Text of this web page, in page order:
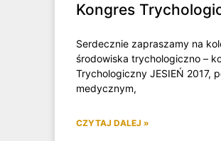
Kongres
Serdecznie zapraszamy na
środowiska trychologiczno –
Trychologiczny JESIEŃ 2017,
medycznym,
CZYTAJ DALEJ »